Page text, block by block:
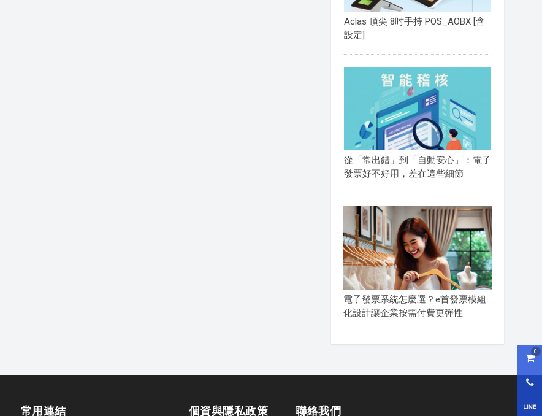
購
0
Aclas 頂尖 8吋手持 POS_AOBX [含
設定]
從「常出錯」到「自動安心」：電子
發票好不好用，差在這些細節
電子發票系統怎麼選？e首發票模組
化設計讓企業按需付費更彈性
常用連結 個資與隱私政策 聯絡我們